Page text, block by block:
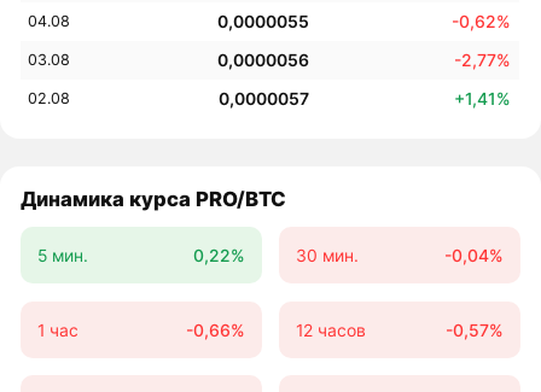
04.08 0,0000055 -0,62%
03.08 0,0000056 -2,77%
02.08 0,0000057 +1,41%
Динамика курса PRO/BTC
5 мин. 0,22% 30 мин. -0,04%
1 час -0,66% 12 часов -0,57%